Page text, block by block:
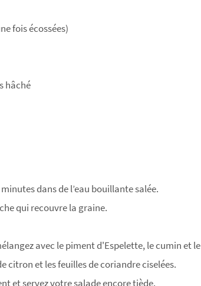
fois écossées)
hâché
dans de l’eau bouillante salée.
qui recouvre la graine.
avec le piment d'Espelette, le cumin et
citron et les feuilles de coriandre ciselées.
et servez votre salade encore tiède.